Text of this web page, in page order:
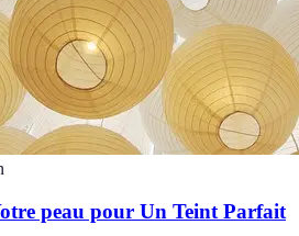
peau pour Un Teint Parfait